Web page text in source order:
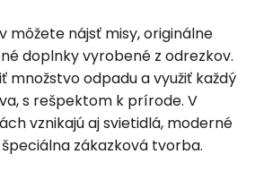
môžete nájsť misy, originálne
doplnky vyrobené z odrezkov.
množstvo odpadu a využiť každý
s rešpektom k prírode. V
vznikajú aj svietidlá, moderné
zákazková tvorba.